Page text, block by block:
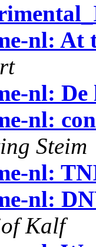
nl: At
nl: De
nl:
Steim
nl:
nl:
Kalf